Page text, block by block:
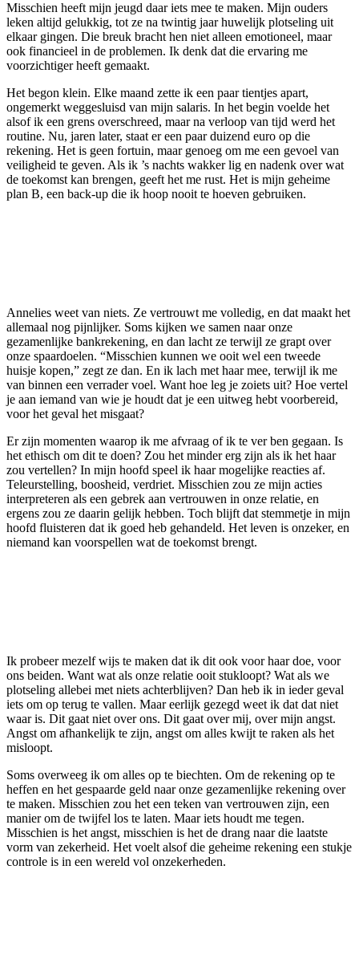
Misschien heeft mijn jeugd daar iets mee te maken. Mijn ouders
leken altijd gelukkig, tot ze na twintig jaar huwelijk plotseling uit
elkaar gingen. Die breuk bracht hen niet alleen emotioneel, maar
ook financieel in de problemen. Ik denk dat die ervaring me
voorzichtiger heeft gemaakt.
Het begon klein. Elke maand zette ik een paar tientjes apart,
ongemerkt weggesluisd van mijn salaris. In het begin voelde het
alsof ik een grens overschreed, maar na verloop van tijd werd het
routine. Nu, jaren later, staat er een paar duizend euro op die
rekening. Het is geen fortuin, maar genoeg om me een gevoel van
veiligheid te geven. Als ik ’s nachts wakker lig en nadenk over wat
de toekomst kan brengen, geeft het me rust. Het is mijn geheime
plan B, een back-up die ik hoop nooit te hoeven gebruiken.
Annelies weet van niets. Ze vertrouwt me volledig, en dat maakt het
allemaal nog pijnlijker. Soms kijken we samen naar onze
gezamenlijke bankrekening, en dan lacht ze terwijl ze grapt over
onze spaardoelen. “Misschien kunnen we ooit wel een tweede
huisje kopen,” zegt ze dan. En ik lach met haar mee, terwijl ik me
van binnen een verrader voel. Want hoe leg je zoiets uit? Hoe vertel
je aan iemand van wie je houdt dat je een uitweg hebt voorbereid,
voor het geval het misgaat?
Er zijn momenten waarop ik me afvraag of ik te ver ben gegaan. Is
het ethisch om dit te doen? Zou het minder erg zijn als ik het haar
zou vertellen? In mijn hoofd speel ik haar mogelijke reacties af.
Teleurstelling, boosheid, verdriet. Misschien zou ze mijn acties
interpreteren als een gebrek aan vertrouwen in onze relatie, en
ergens zou ze daarin gelijk hebben. Toch blijft dat stemmetje in mijn
hoofd fluisteren dat ik goed heb gehandeld. Het leven is onzeker, en
niemand kan voorspellen wat de toekomst brengt.
Ik probeer mezelf wijs te maken dat ik dit ook voor haar doe, voor
ons beiden. Want wat als onze relatie ooit stukloopt? Wat als we
plotseling allebei met niets achterblijven? Dan heb ik in ieder geval
iets om op terug te vallen. Maar eerlijk gezegd weet ik dat dat niet
waar is. Dit gaat niet over ons. Dit gaat over mij, over mijn angst.
Angst om afhankelijk te zijn, angst om alles kwijt te raken als het
misloopt.
Soms overweeg ik om alles op te biechten. Om de rekening op te
heffen en het gespaarde geld naar onze gezamenlijke rekening over
te maken. Misschien zou het een teken van vertrouwen zijn, een
manier om de twijfel los te laten. Maar iets houdt me tegen.
Misschien is het angst, misschien is het de drang naar die laatste
vorm van zekerheid. Het voelt alsof die geheime rekening een stukje
controle is in een wereld vol onzekerheden.